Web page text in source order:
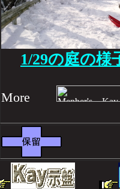
1/29の庭の様
More